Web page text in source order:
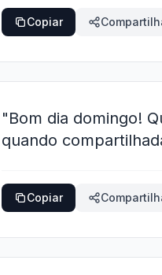
Copiar
"Bom dia domingo!
quando
Copiar